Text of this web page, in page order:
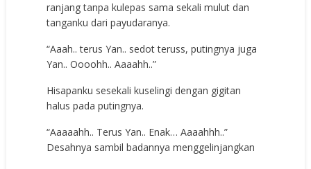
ranjang tanpa kulepas sama sekali mulut dan
tanganku dari payudaranya.
“Aaah.. terus Yan.. sedot teruss, putingnya juga
Yan.. Oooohh.. Aaaahh..”
Hisapanku sesekali kuselingi dengan gigitan
halus pada putingnya.
“Aaaaahh.. Terus Yan.. Enak… Aaaahhh..”
Desahnya sambil badannya menggelinjangkan